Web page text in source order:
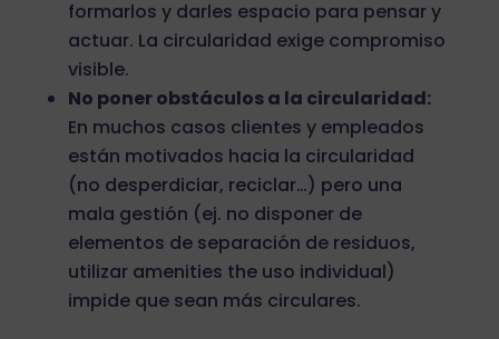
formarlos y darles espacio para pensar y
actuar. La circularidad exige compromiso
visible.
No poner obstáculos a la circularidad:
En muchos casos clientes y empleados
están motivados hacia la circularidad
(no desperdiciar, reciclar…) pero una
mala gestión (ej. no disponer de
elementos de separación de residuos,
utilizar amenities the uso individual)
impide que sean más circulares.